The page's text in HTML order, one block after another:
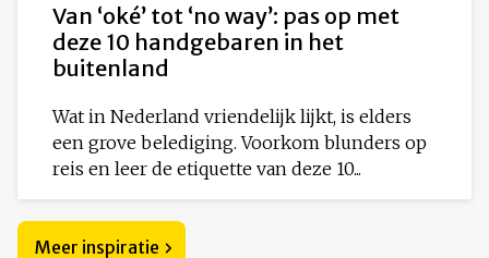
Van ‘oké’ tot ‘no way’: pas op met
deze 10 handgebaren in het
buitenland
Wat in Nederland vriendelijk lijkt, is elders
een grove belediging. Voorkom blunders op
reis en leer de etiquette van deze 10...
Meer inspiratie